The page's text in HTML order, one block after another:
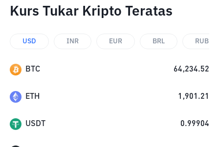
Kurs Tukar Kripto Teratas
USD INR EUR BRL RUB
BTC 64,234.52
ETH 1,901.21
USDT 0.99904